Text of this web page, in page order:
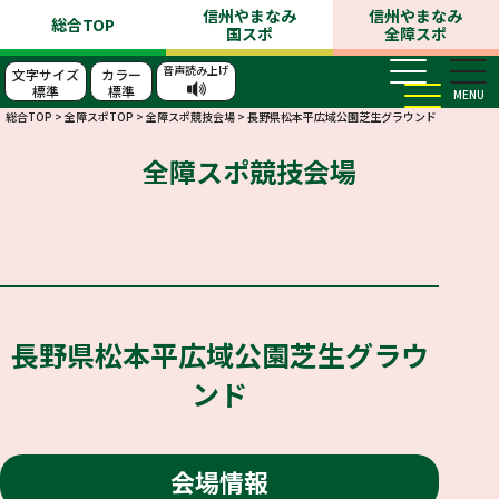
総合TOP
信州やまなみ
国スポ
信州やまなみ
全障スポ
文字サイズ
標準
カラー
標準
音声読み上げ
MENU
総合TOP > 全障スポTOP > 全障スポ競技会場 > 長野県松本平広域公園芝生グラウンド
全障スポ競技会場
長野県松本平広域公園芝生グラウ
ンド
会場情報